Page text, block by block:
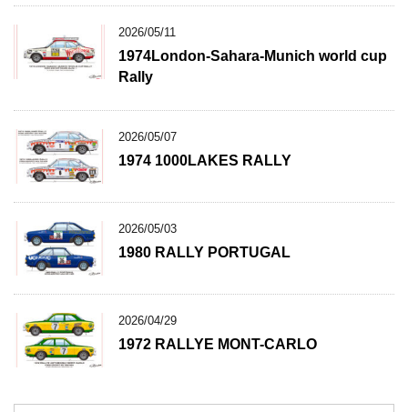
2026/05/11
1974London-Sahara-Munich world cup
Rally
2026/05/07
1974 1000LAKES RALLY
2026/05/03
1980 RALLY PORTUGAL
2026/04/29
1972 RALLYE MONT-CARLO